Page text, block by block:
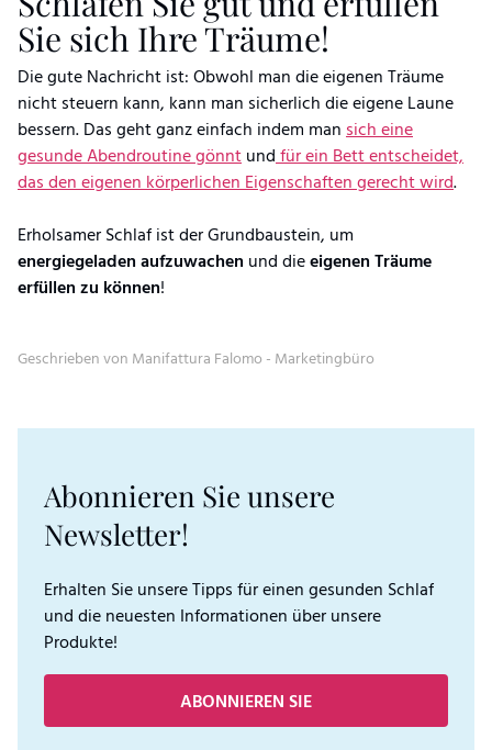
Sie sich Ihre Träume!
Die gute Nachricht ist: Obwohl man die eigenen Träume
nicht steuern kann, kann man sicherlich die eigene Laune
bessern. Das geht ganz einfach indem mansich eine
gesunde Abendroutine gönntundfür ein Bett entscheidet,
das den eigenen körperlichen Eigenschaften gerecht wird.
Erholsamer Schlaf ist der Grundbaustein, um
energiegeladen aufzuwachen und dieeigenen Träume
erfüllen zu können!
Geschrieben von Manifattura Falomo - Marketingbüro
Abonnieren Sie unsere
Newsletter!
Erhalten Sie unsere Tipps für einen gesunden Schlaf
und die neuesten Informationen über unsere
Produkte!
ABONNIEREN SIE